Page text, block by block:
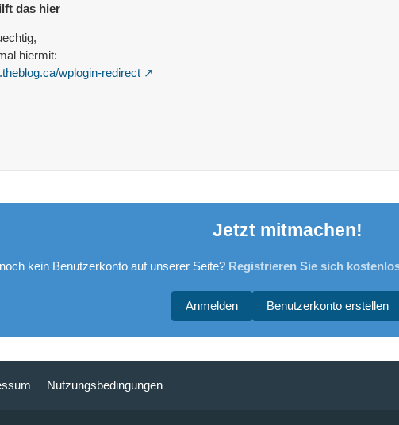
das hier
hiermit:
wplogin-redirect
Jetzt mitmachen!
kein Benutzerkonto auf unserer Seite? Registrieren Sie sich
Benutzerkonto erstellen
Anmelden
Nutzungsbedingungen